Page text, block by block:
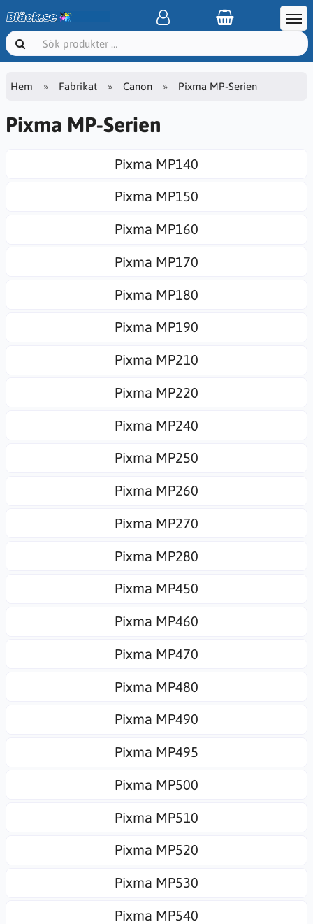
Hem Fabrikat Canon Pixma MP-Serien
Pixma MP-Serien
Pixma MP140
Pixma MP150
Pixma MP160
Pixma MP170
Pixma MP180
Pixma MP190
Pixma MP210
Pixma MP220
Pixma MP240
Pixma MP250
Pixma MP260
Pixma MP270
Pixma MP280
Pixma MP450
Pixma MP460
Pixma MP470
Pixma MP480
Pixma MP490
Pixma MP495
Pixma MP500
Pixma MP510
Pixma MP520
Pixma MP530
Pixma MP540